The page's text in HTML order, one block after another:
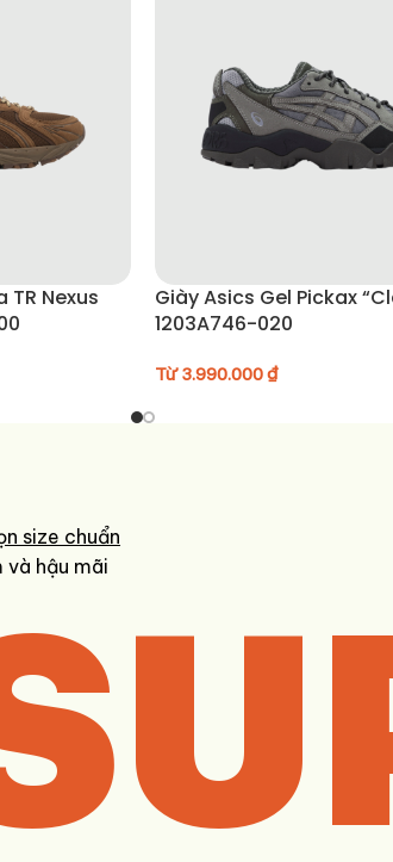
TR Nexus
Giày Asics Gel Pickax
1203A746-020
Từ3.990.000₫
size chuẩn
và hậu mãi